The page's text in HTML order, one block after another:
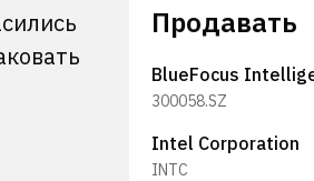
Продавать
300058.SZ
Intel Corporation
INTC